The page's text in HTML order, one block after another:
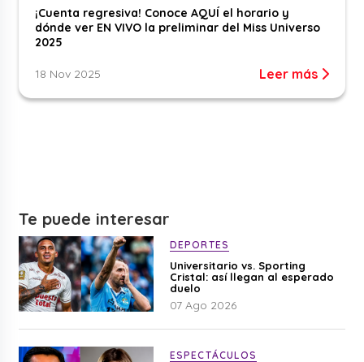
¡Cuenta regresiva! Conoce AQUÍ el horario y
dónde ver EN VIVO la preliminar del Miss Universo
2025
18 Nov 2025 Leer más
Te puede interesar
DEPORTES
Universitario vs. Sporting
Cristal: así llegan al esperado
duelo
07 Ago 2026
ESPECTÁCULOS